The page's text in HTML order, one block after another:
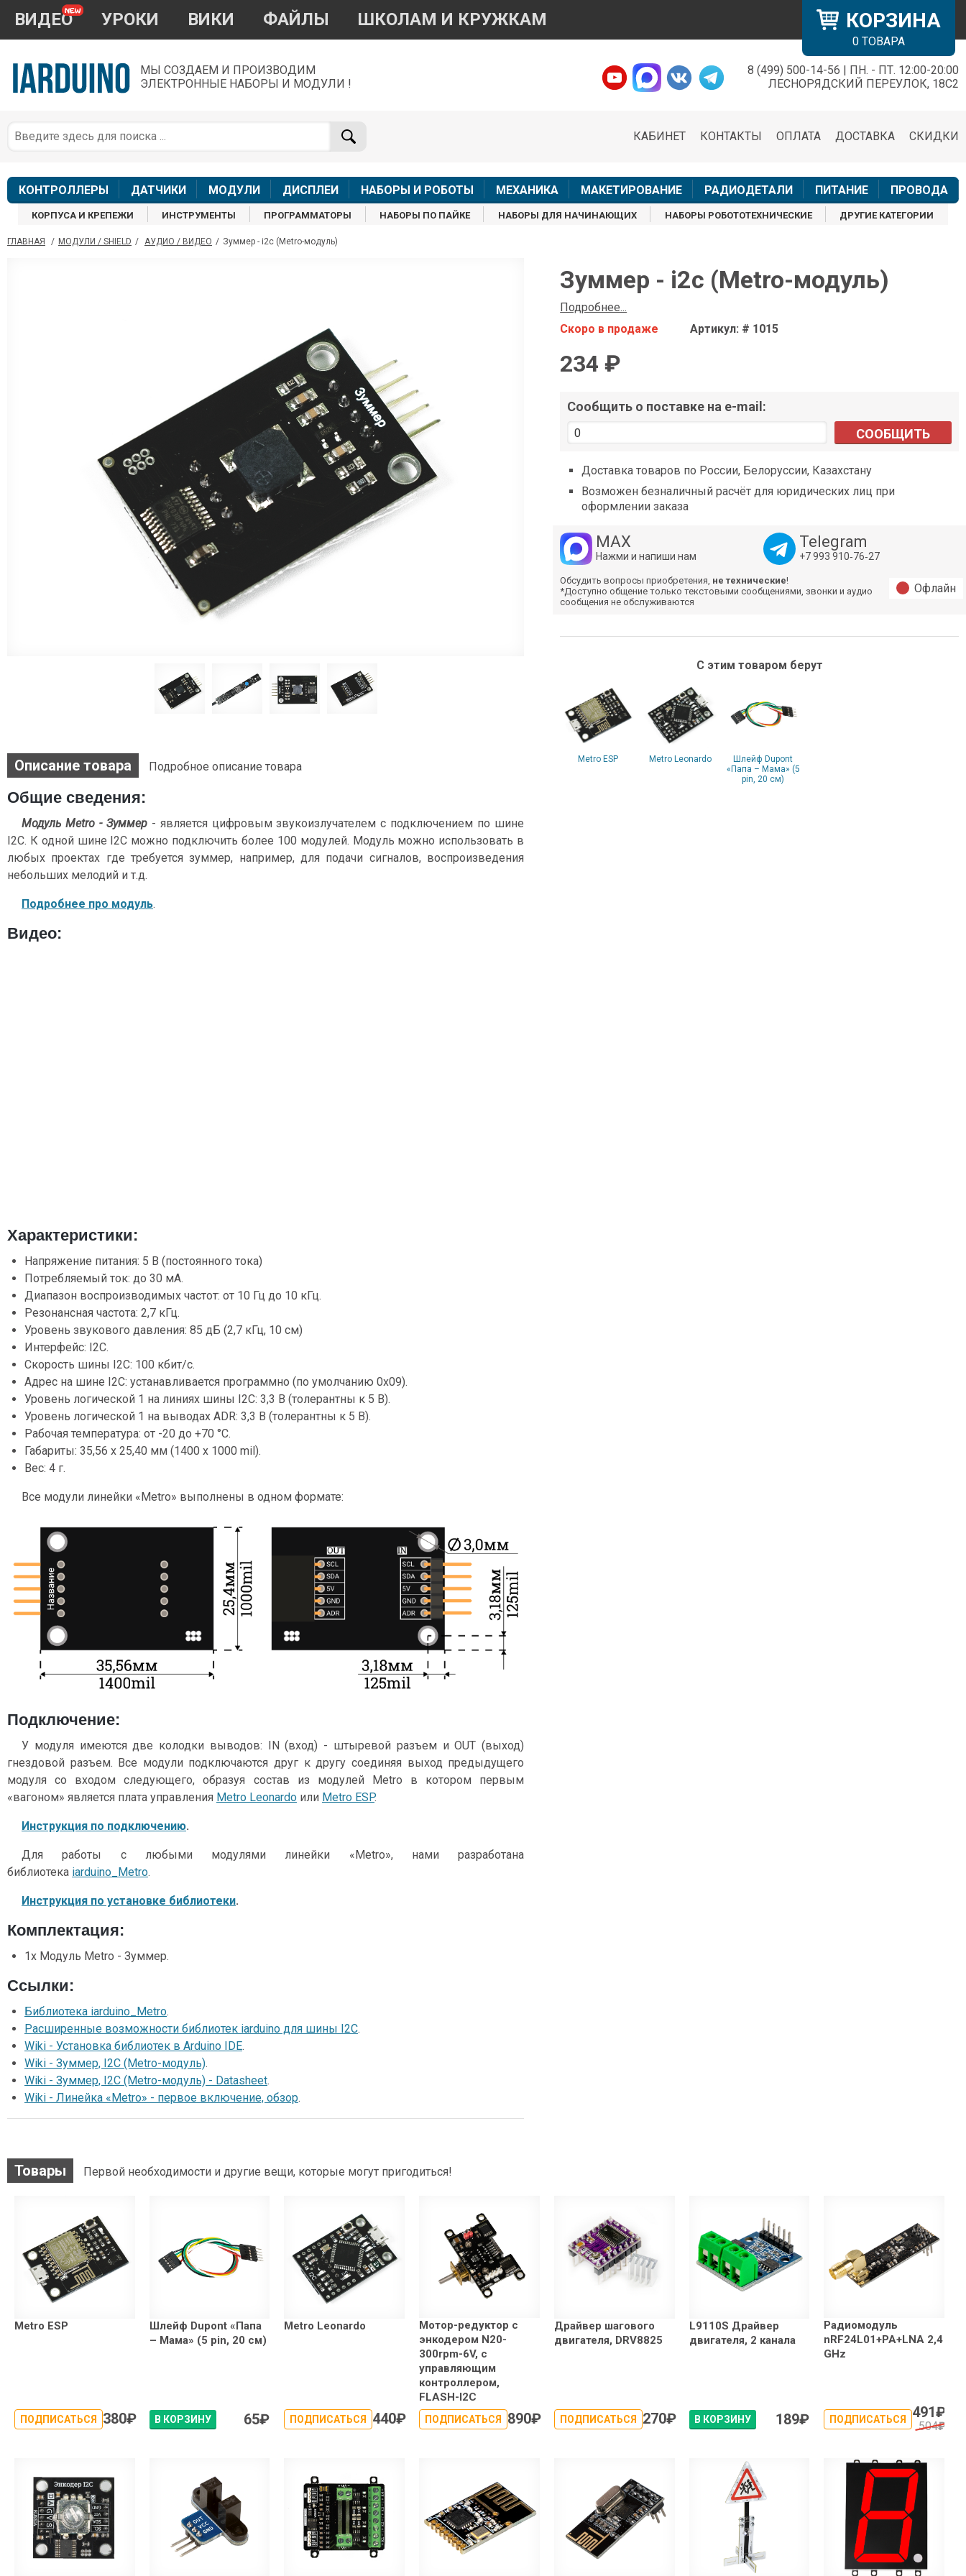
КОРЗИНА
0 ТОВАРА
ВИДЕО УРОКИ ВИКИ ФАЙЛЫ ШКОЛАМ И КРУЖКАМ
МЫ СОЗДАЕМ И ПРОИЗВОДИМ
ЭЛЕКТРОННЫЕ НАБОРЫ И МОДУЛИ !
8 (499) 500-14-56 | ПН. - ПТ. 12:00-20:00
ЛЕСНОРЯДСКИЙ ПЕРЕУЛОК, 18С2
СКИДКИ
ДОСТАВКА
ОПЛАТА
КОНТАКТЫ
КАБИНЕТ
КОНТРОЛЛЕРЫ ДАТЧИКИ МОДУЛИ ДИСПЛЕИ НАБОРЫ И РОБОТЫ МЕХАНИКА МАКЕТИРОВАНИЕ РАДИОДЕТАЛИ ПИТАНИЕ ПРОВОДА
КОРПУСА И КРЕПЕЖИ ИНСТРУМЕНТЫ ПРОГРАММАТОРЫ НАБОРЫ ПО ПАЙКЕ НАБОРЫ ДЛЯ НАЧИНАЮЩИХ НАБОРЫ РОБОТОТЕХНИЧЕСКИЕ ДРУГИЕ КАТЕГОРИИ
ГЛАВНАЯ / МОДУЛИ / SHIELD / АУДИО / ВИДЕО / Зуммер - i2c (Metro-модуль)
Зуммер - i2c (Metro-модуль)
Подробнее...
Скоро в продаже
Артикул: # 1015
234 ₽
Сообщить о поставке на e-mail:
СООБЩИТЬ
Доставка товаров по России, Белоруссии, Казахстану
Возможен безналичный расчёт для юридических лиц при
оформлении заказа
MAX
Нажми и напиши нам
Telegram
+7 993 910‑76‑27
Обсудить вопросы приобретения, не технические!
*Доступно общение только текстовыми сообщениями, звонки и аудио
сообщения не обслуживаются
Офлайн
С этим товаром берут
Metro ESP Metro Leonardo
Шлейф Dupont
«Папа – Мама» (5
pin, 20 см)
Описание товара Подробное описание товара
Общие сведения:
Модуль Metro - Зуммер- является цифровым звукоизлучателем с подключением по шине
I2С. К одной шине I2C можно подключить более 100 модулей. Модуль можно использовать в
любых проектах где требуется зуммер, например, для подачи сигналов, воспроизведения
небольших мелодий и т.д.
Подробнее про модуль.
Видео:
Характеристики:
Напряжение питания: 5 В (постоянного тока)
Потребляемый ток: до 30 мА.
Диапазон воспроизводимых частот: от 10 Гц до 10 кГц.
Резонансная частота: 2,7 кГц.
Уровень звукового давления: 85 дБ (2,7 кГц, 10 см)
Интерфейс: I2C.
Скорость шины I2C: 100 кбит/с.
Адрес на шине I2C: устанавливается программно (по умолчанию 0x09).
Уровень логической 1 на линиях шины I2C: 3,3 В (толерантны к 5 В).
Уровень логической 1 на выводах ADR: 3,3 В (толерантны к 5 В).
Рабочая температура: от -20 до +70 °C.
Габариты: 35,56 х 25,40 мм (1400 x 1000 mil).
Вес: 4 г.
Все модули линейки «Metro» выполнены в одном формате:
Подключение:
У модуля имеются две колодки выводов: IN (вход) - штыревой разъем и OUT (выход)
гнездовой разъем. Все модули подключаются друг к другу соединяя выход предыдущего
модуля со входом следующего, образуя состав из модулей Metro в котором первым
«вагоном» является плата управления Metro Leonardo или Metro ESP.
Инструкция по подключению.
Для работы с любыми модулями линейки «Metro», нами разработана
библиотека iarduino_Metro.
Инструкция по установке библиотеки.
Комплектация:
1x Модуль Metro - Зуммер.
Ссылки:
Библиотека iarduino_Metro.
Расширенные возможности библиотек iarduino для шины I2C.
Wiki - Установка библиотек в Arduino IDE.
Wiki - Зуммер, I2C (Metro-модуль).
Wiki - Зуммер, I2C (Metro-модуль) - Datasheet.
Wiki - Линейка «Metro» - первое включение, обзор.
Товары Первой необходимости и другие вещи, которые могут пригодиться!
Metro ESP
ПОДПИСАТЬСЯ 380₽
Шлейф Dupont «Папа
– Мама» (5 pin, 20 см)
В КОРЗИНУ 65₽
Metro Leonardo
ПОДПИСАТЬСЯ 440₽
Мотор-редуктор с
энкодером N20-
300rpm-6V, с
управляющим
контроллером,
FLASH-I2C
ПОДПИСАТЬСЯ 890₽
Драйвер шагового
двигателя, DRV8825
ПОДПИСАТЬСЯ 270₽
L9110S Драйвер
двигателя, 2 канала
В КОРЗИНУ 189₽
Радиомодуль
nRF24L01+PA+LNA 2,4
GHz
ПОДПИСАТЬСЯ 491₽
504₽
×
По вопросам приобретения товара
+7 968 454 17 38
звонки и аудио сообщения не обслуживаются
Менеджер
shop@iarduino.ru
Менеджер
8 (499) 500-14-56